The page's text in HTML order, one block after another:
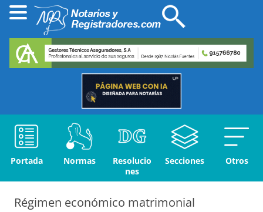
Portada Normas
Resolucio
nes
Secciones Otros
Régimen económico matrimonial